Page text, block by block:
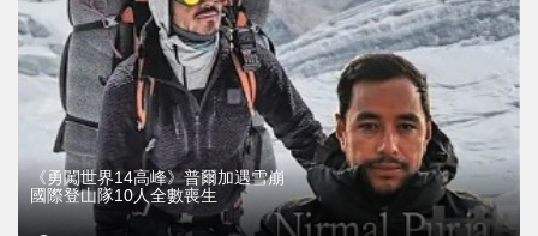
《勇闖世界14高峰》普爾加遇雪崩
國際登山隊10人全數喪生